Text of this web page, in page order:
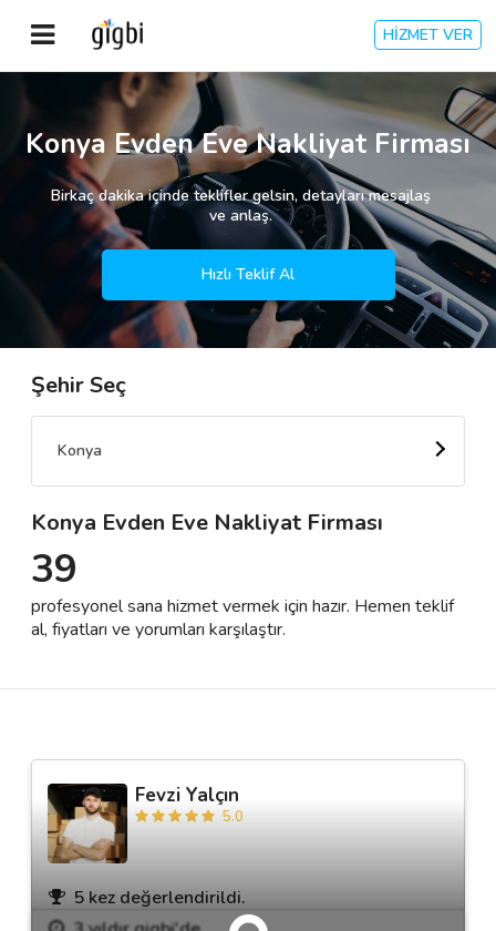
HİZMET VER
Anasayfa
Giriş Yap
Kayıt Ol
Kategoriler
🎈 Biz Kimiz?
🌟 Müşteri Değerlendirmeleri
Destek
İletişim
Konya Evden Eve Nakliyat Firması
Birkaç dakika içinde teklifler gelsin, detayları mesajlaş
ve anlaş.
Hızlı Teklif Al
Şehir Seç
Konya
Konya Evden Eve Nakliyat Firması
39
profesyonel sana hizmet vermek için hazır. Hemen teklif
al, fiyatları ve yorumları karşılaştır.
Fevzi Yalçın
5.0
5 kez değerlendirildi.